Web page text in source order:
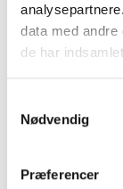
data med andre
de har
Nødvendig
Præferencer